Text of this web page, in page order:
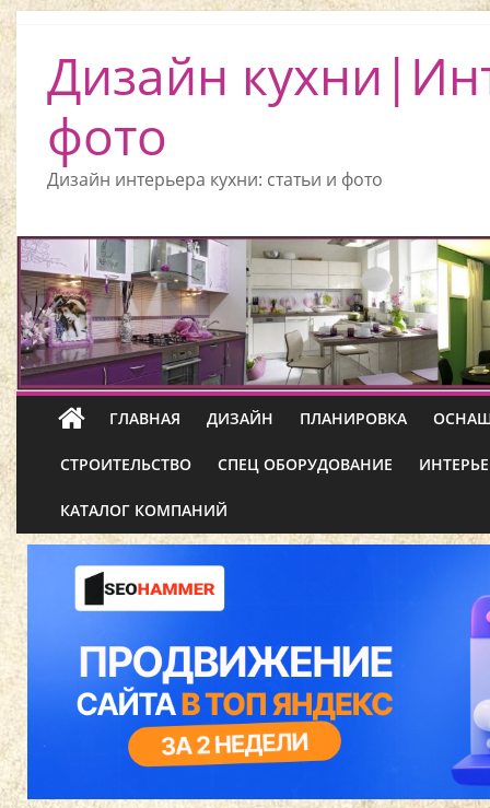
Дизайн
фото
Дизайн интерьера кухни: статьи и фото
ГЛАВНАЯ ДИЗАЙН ПЛАНИРОВКА
СТРОИТЕЛЬСТВО СПЕЦ ОБОРУДОВАНИЕ
КАТАЛОГ КОМПАНИЙ